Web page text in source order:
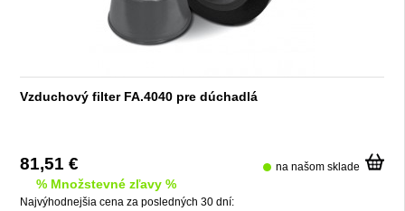
Vzduchový filter FA.4040 pre dúchadlá
81,51 € na našom sklade
% Množstevné zľavy %
Najvýhodnejšia cena za posledných 30 dní: